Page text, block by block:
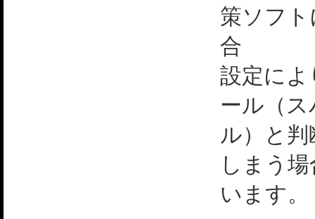
策ソフ
合
設定に
ール（
ル）と
しまう
います。